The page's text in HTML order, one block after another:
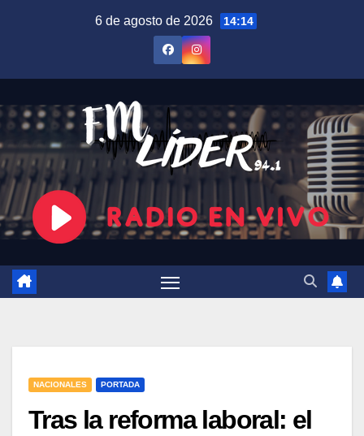
6 de agosto de 2026 14:14
NACIONALES PORTADA
Tras la reforma laboral: el